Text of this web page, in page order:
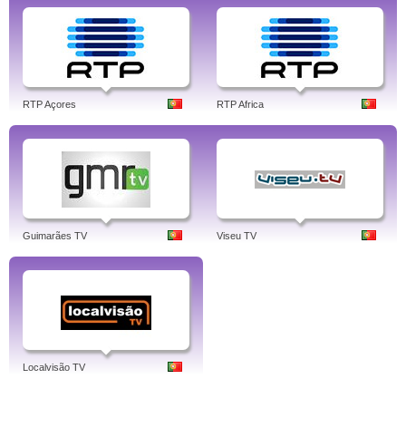
RTP Açores RTP Africa
Guimarães TV Viseu TV
Localvisão TV